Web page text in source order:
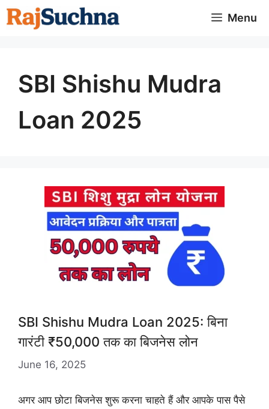
Skip
to
Menu
SBI Shishu Mudra
Loan 2025
SBI Shishu Mudra Loan 2025: बिना
गारंटी ₹50,000 तक का बिजनेस लोन
June 16, 2025
अगर आप छोटा बिजनेस शुरू करना चाहते हैं और आपके पास पैसे